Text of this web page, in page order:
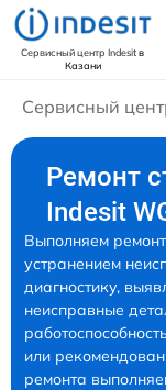
Сервисный центр Indesitв
Казани
Сервисный
Ремонт
Indesit
Выполняем
устранением
диагностику,
неисправные
или
ремонта